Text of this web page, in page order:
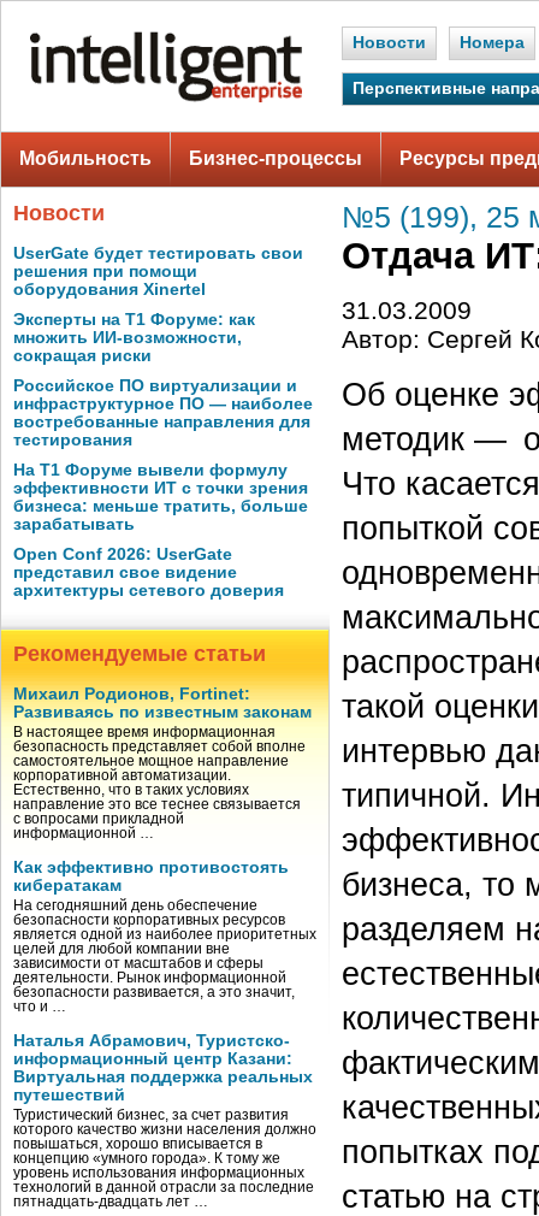
Новости Номера
Перспективные
Мобильность Бизнес-процессы Ресурсы
Новости
UserGate будет тестировать свои
решения при помощи
оборудования Xinertel
Эксперты на Т1 Форуме: как
множить ИИ-возможности,
сокращая риски
Российское ПО виртуализации и
инфраструктурное ПО — наиболее
востребованные направления для
тестирования
На Т1 Форуме вывели формулу
эффективности ИТ с точки зрения
бизнеса: меньше тратить, больше
зарабатывать
Open Conf 2026: UserGate
представил свое видение
архитектуры сетевого доверия
Рекомендуемые статьи
Михаил Родионов, Fortinet:
Развиваясь по известным законам
В настоящее время информационная
безопасность представляет собой вполне
самостоятельное мощное направление
корпоративной автоматизации.
Естественно, что в таких условиях
направление это все теснее связывается
с вопросами прикладной
информационной …
Как эффективно противостоять
кибератакам
На сегодняшний день обеспечение
безопасности корпоративных ресурсов
является одной из наиболее приоритетных
целей для любой компании вне
зависимости от масштабов и сферы
деятельности. Рынок информационной
безопасности развивается, а это значит,
что и …
Наталья Абрамович, Туристско-
информационный центр Казани:
Виртуальная поддержка реальных
путешествий
Туристический бизнес, за счет развития
которого качество жизни населения должно
повышаться, хорошо вписывается в
концепцию «умного города». К тому же
уровень использования информационных
технологий в данной отрасли за последние
пятнадцать-двадцать лет …
№5 (199), 25
Отдача
31.03.2009
Автор: Сергей
Об оценке
методик —
Что
попыткой
такой
интервью
типичной.
бизнеса, то
разделяем
попытках
статью на